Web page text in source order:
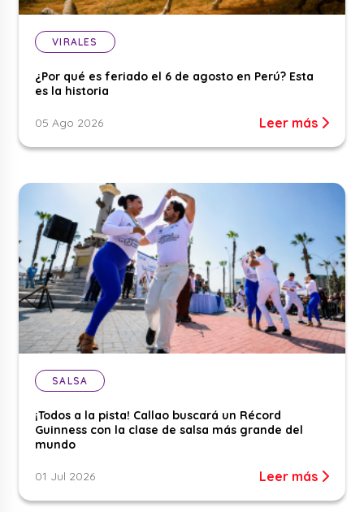
VIRALES
¿Por qué es feriado el 6 de agosto en Perú? Esta
es la historia
05 Ago 2026 Leer más
SALSA
¡Todos a la pista! Callao buscará un Récord
Guinness con la clase de salsa más grande del
mundo
01 Jul 2026 Leer más